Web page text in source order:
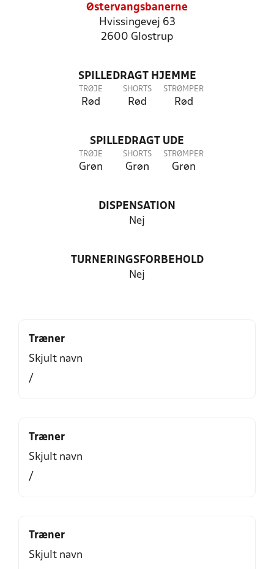
Østervangsbanerne
Hvissingevej 63
2600 Glostrup
SPILLEDRAGT HJEMME
TRØJE
Rød
SHORTS
Rød
STRØMPER
Rød
SPILLEDRAGT UDE
TRØJE
Grøn
SHORTS
Grøn
STRØMPER
Grøn
DISPENSATION
Nej
TURNERINGSFORBEHOLD
Nej
Træner
Skjult navn
/
Træner
Skjult navn
/
Træner
Skjult navn